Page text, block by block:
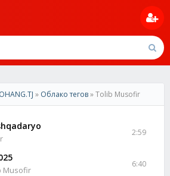
» Облако тегов» Tolib Musofir
2:59
Musofir
6:40